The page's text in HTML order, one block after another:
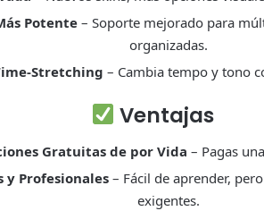
Potente– Soporte mejorado para
organizadas.
Stretching – Cambia tempo y tono
Ventajas
Gratuitas de por Vida – Pagas
y Profesionales– Fácil de aprender,
exigentes.